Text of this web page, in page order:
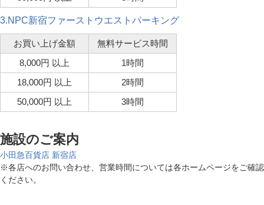
3.NPC新宿ファーストウエストパーキング
お買い上げ金額
無料サービス時間
8,000円 以上
1時間
18,000円 以上
2時間
50,000円 以上
3時間
施設のご案内
小田急百貨店 新宿店
※各店へのお問い合わせ、営業時間については各ホームページをご確認
ください。